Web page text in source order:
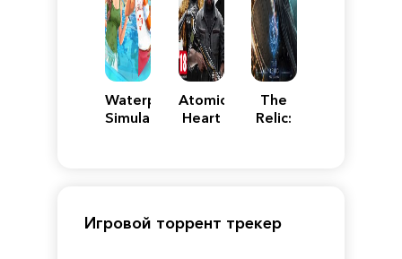
Waterpark
Simulator
Atomic
Heart
The
Relic:
Игровой торрент трекер